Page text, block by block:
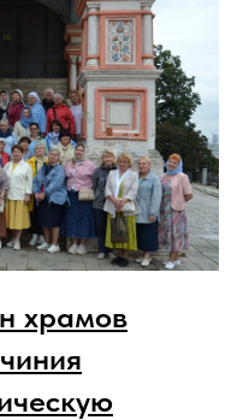
храмов